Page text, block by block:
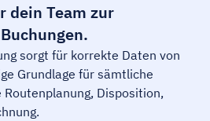
dein Team zur
sorgt für korrekte Daten von
Grundlage für sämtliche
Routenplanung, Disposition,